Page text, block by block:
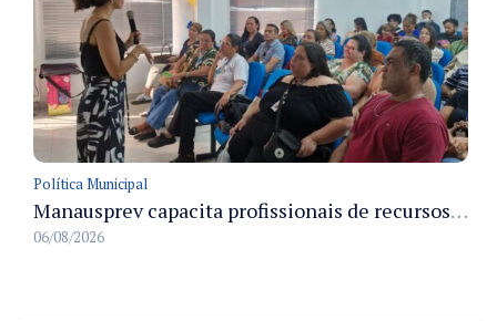
Política Municipal
Manausprev capacita profissionais de recursos humanos para agilizar concessão de aposentadorias no município
06/08/2026